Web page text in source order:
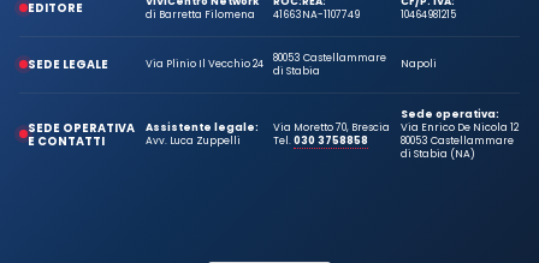
EDITORE
di Barretta Filomena
41663NA-1107749
10464981215
SEDE LEGALE Via Plinio Il Vecchio 24
80053 Castellammare
di Stabia
Napoli
SEDE OPERATIVA
E CONTATTI
Assistente legale:
Avv. Luca Zuppelli
Via Moretto 70, Brescia
Tel.030 3758858
Sede operativa:
Via Enrico De Nicola 12
80053 Castellammare
di Stabia (NA)